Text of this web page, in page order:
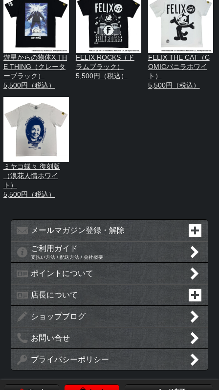
遊星からの物体X TH
E THING（クレータ
ーブラック）
5,500円（税込）
FELIX ROCKS（ド
ラムブラック）
5,500円（税込）
FELIX THE CAT（C
OMICバニラホワイ
ト）
5,500円（税込）
ミヤコ蝶々 復刻版
（浪花人情ホワイ
ト）
5,500円（税込）
メールマガジン登録・解除
ご利用ガイド
支払い方法 / 配送方法 / 会社概要
ポイントについて
店長について
ショップブログ
お問い合せ
プライバシーポリシー